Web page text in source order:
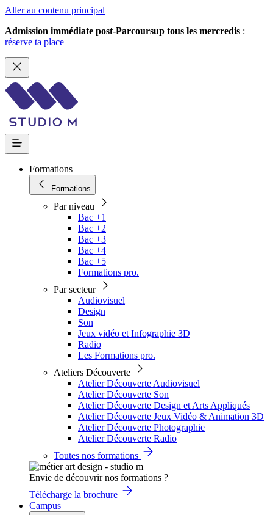
Aller au contenu principal
Admission immédiate post-Parcoursup tous les mercredis :
réserve ta place
Formations
Formations
Par niveau
Bac +1
Bac +2
Bac +3
Bac +4
Bac +5
Formations pro.
Par secteur
Audiovisuel
Design
Son
Jeux vidéo et Infographie 3D
Radio
Les Formations pro.
Ateliers Découverte
Atelier Découverte Audiovisuel
Atelier Découverte Son
Atelier Découverte Design et Arts Appliqués
Atelier Découverte Jeux Vidéo & Animation 3D
Atelier Découverte Photographie
Atelier Découverte Radio
Toutes nos formations
Envie de découvrir nos formations ?
Télécharge la brochure
Campus